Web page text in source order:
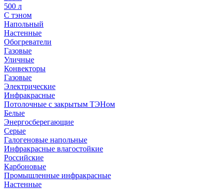
500 л
С тэном
Напольный
Настенные
Обогреватели
Газовые
Уличные
Конвекторы
Газовые
Электрические
Инфракрасные
Потолочные с закрытым ТЭНом
Белые
Энергосберегающие
Серые
Галогеновые напольные
Инфракрасные влагостойкие
Российские
Карбоновые
Промышленные инфракрасные
Настенные